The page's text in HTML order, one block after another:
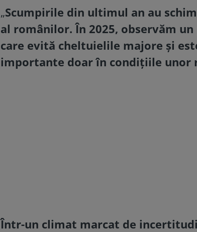
„Scumpirile din ultimul an au
al românilor. În 2025, observăm
care evită cheltuielile majore și
importante doar în condițiile unor
Într-un climat marcat de